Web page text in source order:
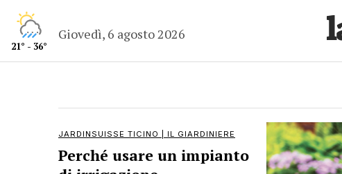
21° - 36°
Giovedì, 6 agosto 2026
JARDINSUISSE TICINO | IL GIARDINIERE
Perché usare un impianto